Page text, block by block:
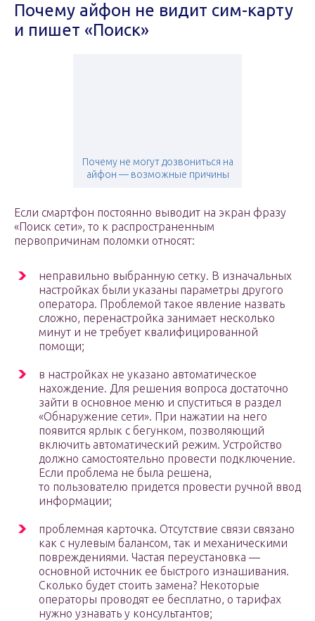
Почему айфон не видит сим-карту
и пишет «Поиск»
Почему не могут дозвониться на
айфон — возможные причины
Если смартфон постоянно выводит на экран фразу
«Поиск сети», то к распространенным
первопричинам поломки относят:
неправильно выбранную сетку. В изначальных
настройках были указаны параметры другого
оператора. Проблемой такое явление назвать
сложно, перенастройка занимает несколько
минут и не требует квалифицированной
помощи;
в настройках не указано автоматическое
нахождение. Для решения вопроса достаточно
зайти в основное меню и спуститься в раздел
«Обнаружение сети». При нажатии на него
появится ярлык с бегунком, позволяющий
включить автоматический режим. Устройство
должно самостоятельно провести подключение.
Если проблема не была решена,
то пользователю придется провести ручной ввод
информации;
проблемная карточка. Отсутствие связи связано
как с нулевым балансом, так и механическими
повреждениями. Частая переустановка —
основной источник ее быстрого изнашивания.
Сколько будет стоить замена? Некоторые
операторы проводят ее бесплатно, о тарифах
нужно узнавать у консультантов;